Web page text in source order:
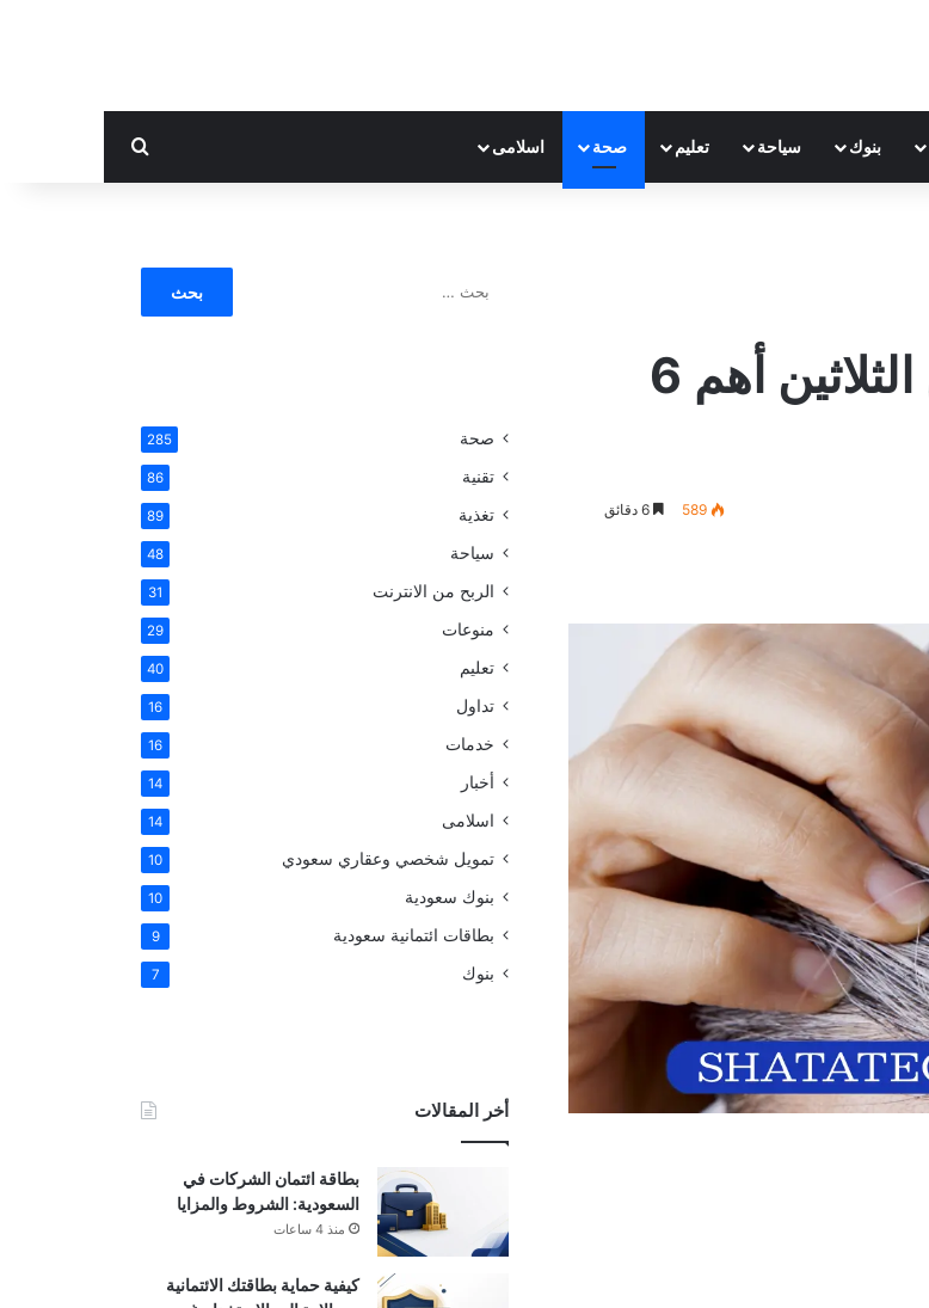
بنوك سياحة تعليم صحة اسلامى
سبب ظهور الشيب في سن الثلاثين أهم 6
589
صحة 285
تقنية 86
تغذية 89
سياحة 48
الربح من الانترنت 31
منوعات 29
تعليم 40
تداول 16
خدمات 16
أخبار 14
اسلامى 14
تمويل شخصي وعقاري سعودي 10
بنوك سعودية 10
بطاقات ائتمانية سعودية 9
بنوك 7
أخر المقالات
بطاقة ائتمان الشركات في
السعودية: الشروط والمزايا
منذ 4 ساعات
كيفية حماية بطاقتك الائتمانية